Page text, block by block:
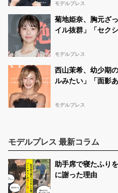
モデルプレス
菊地姫奈、胸元ざ
イル抜群」「セク
モデルプレス
西山茉希、幼少期
ルみたい」「面影
モデルプレス
モデルプレス 最新コラム
助手席で寝たふり
に謝った理由